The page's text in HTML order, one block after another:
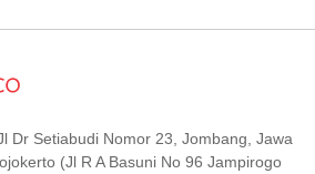
Dr Setiabudi Nomor 23, Jombang, Jawa
(Jl R A Basuni No 96 Jampirogo